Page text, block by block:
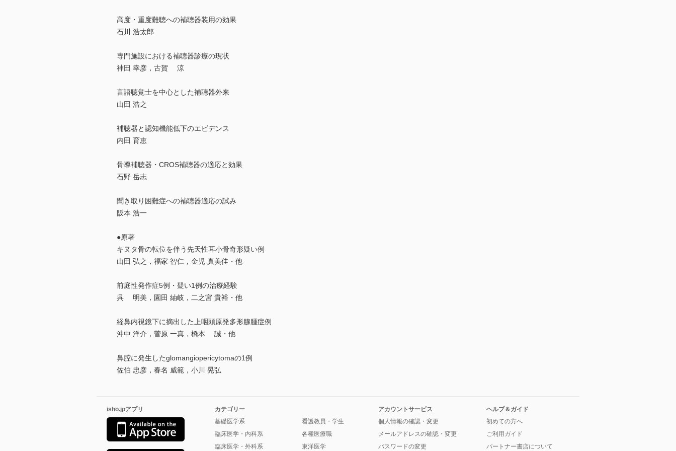
高度・重度難聴への補聴器装用の効果
石川 浩太郎
専門施設における補聴器診療の現状
神田 幸彦，古賀 涼
言語聴覚士を中心とした補聴器外来
山田 浩之
補聴器と認知機能低下のエビデンス
内田 育恵
骨導補聴器・CROS補聴器の適応と効果
石野 岳志
聞き取り困難症への補聴器適応の試み
阪本 浩一
●原著
キヌタ骨の転位を伴う先天性耳小骨奇形疑い例
山田 弘之，福家 智仁，金児 真美佳・他
前庭性発作症5例・疑い1例の治療経験
呉 明美，園田 紬岐，二之宮 貴裕・他
経鼻内視鏡下に摘出した上咽頭原発多形腺腫症例
沖中 洋介，菅原 一真，橋本 誠・他
鼻腔に発生したglomangiopericytomaの1例
佐伯 忠彦，春名 威範，小川 晃弘
isho.jpアプリ
カテゴリー
基礎医学系
臨床医学・内科系
臨床医学・外科系
看護教員・学生
各種医療職
東洋医学
アカウントサービス
個人情報の確認・変更
メールアドレスの確認・変更
パスワードの変更
ヘルプ＆ガイド
初めての方へ
ご利用ガイド
パートナー書店について